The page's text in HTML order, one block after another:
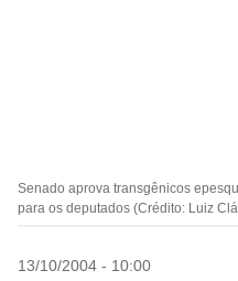
Senado aprova transgênicos
para os deputados (Crédito: Luiz
13/10/2004 - 10:00